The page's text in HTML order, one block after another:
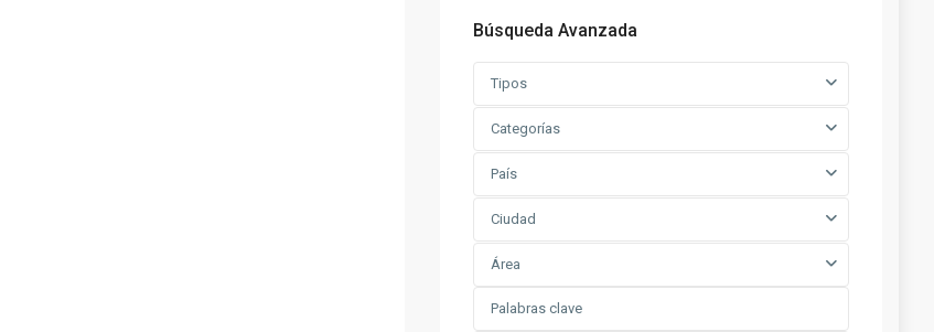
Búsqueda Avanzada
Tipos
Categorías
País
Ciudad
Área